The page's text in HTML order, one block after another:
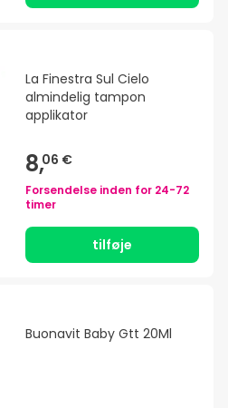
La Finestra Sul Cielo
almindelig tampon
applikator
8,06 €
Forsendelse inden for 24-72
timer
tilføje
Buonavit Baby Gtt 20Ml